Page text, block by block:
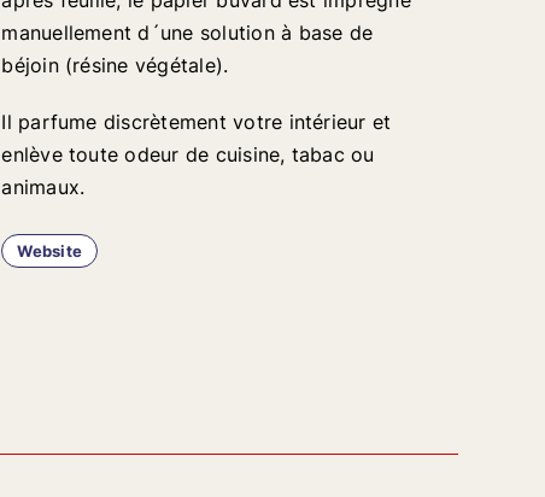
manuellement d´une solution à base de
béjoin (résine végétale).
Il parfume discrètement votre intérieur et
enlève toute odeur de cuisine, tabac ou
animaux.
Website